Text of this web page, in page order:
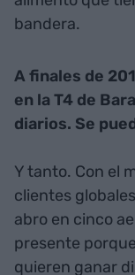
bandera.
A finales de
en la T4 de
diarios. Se
Y tanto. Con el
clientes
abro en cinco
presente
quieren ganar